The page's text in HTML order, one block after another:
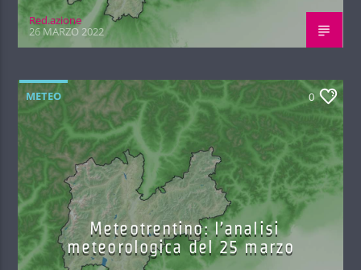
Red.azione
26 MARZO 2022
METEO 0
Meteotrentino: l’analisi
meteorologica del 25 marzo